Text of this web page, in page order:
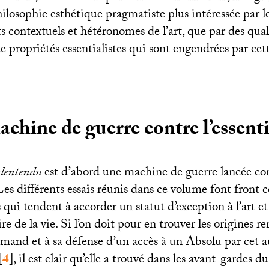
esthétique pragmatiste plus intéressée par
et hétéronomes de l’art, que par des
propriétés essentialistes qui sont engendrées par
de guerre contre
est d’abord une machine de guerre lancée
différents essais réunis dans ce volume font front
tendent à accorder un statut d’exception à l’art
de la vie. Si l’on doit pour en trouver les origines
et à sa défense d’un accès à un Absolu par cet
4], il est clair qu’elle a trouvé dans les avant-gardes